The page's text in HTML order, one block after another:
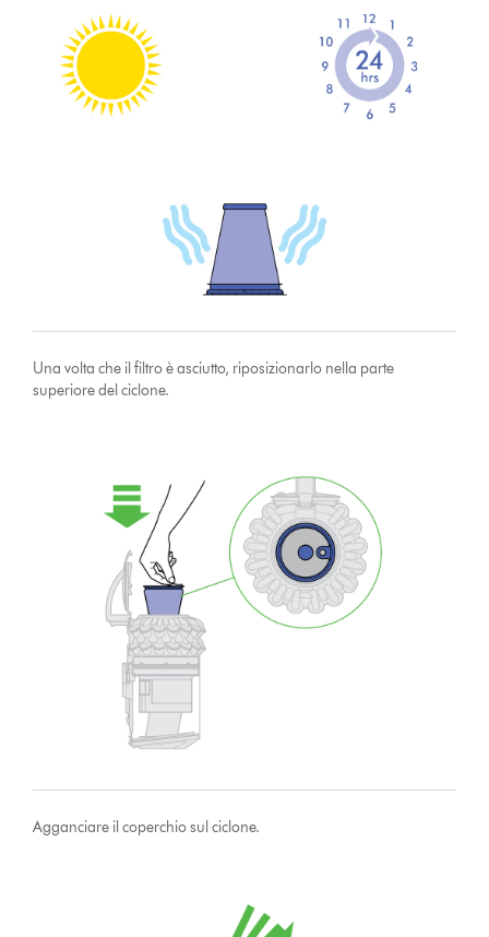
Una volta che il filtro è asciutto, riposizionarlo nella parte
superiore del ciclone.
Agganciare il coperchio sul ciclone.